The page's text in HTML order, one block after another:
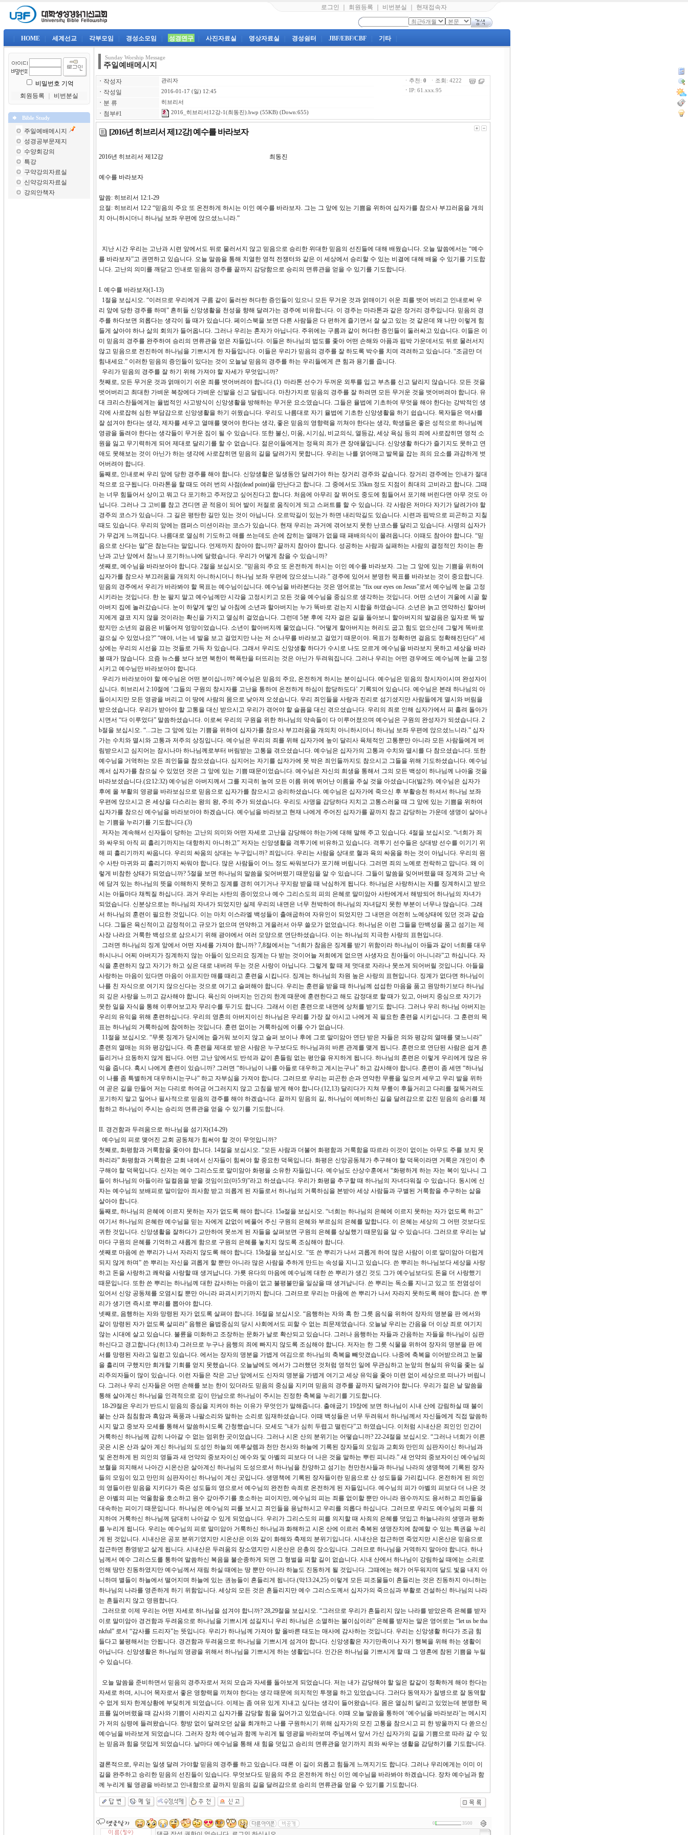
로그인 회원등록 비번분실 현재접속자
HOME 세계선교 각부모임 경성소모임 성경연구 사진자료실 영상자료실 경성쉼터 JBF/EBF/CBF 기타
비밀번호 기억
회원등록
비번분실
Bible Study
주일예배메시지
성경공부문제지
수양회강의
특강
구약강의자료실
신약강의자료실
강의안책자
Sunday Worship Message
주일예배메시지
ㆍ 작성자 관리자
ㆍ 작성일 2016-01-17 (일) 12:45
ㆍ 분 류 히브리서
ㆍ 첨부#1 2016_히브리서12강-1(최동진).hwp (55KB) (Down:655)
ㆍ추천: 0 ㆍ조회: 4222
ㆍ IP: 61.xxx.95
[2016년 히브리서 제12강] 예수를 바라보자
2016년 히브리서 제12강 최동진
예수를 바라보자
말씀: 히브리서 12:1-29
요절: 히브리서 12:2 “믿음의 주요 또 온전하게 하시는 이인 예수를 바라보자. 그는 그 앞에 있는 기쁨을 위하여 십자가를 참으사 부끄러움을 개의
치 아니하시더니 하나님 보좌 우편에 앉으셨느니라.”
지난 시간 우리는 고난과 시련 앞에서도 뒤로 물러서지 않고 믿음으로 승리한 위대한 믿음의 선진들에 대해 배웠습니다. 오늘 말씀에서는 “예수
를 바라보자”고 권면하고 있습니다. 오늘 말씀을 통해 치열한 영적 전쟁터와 같은 이 세상에서 승리할 수 있는 비결에 대해 배울 수 있기를 기도합
니다. 고난의 의미를 깨닫고 인내로 믿음의 경주를 끝까지 감당함으로 승리의 면류관을 얻을 수 있기를 기도합니다.
I. 예수를 바라보자(1-13)
1절을 보십시오. “이러므로 우리에게 구름 같이 둘러싼 허다한 증인들이 있으니 모든 무거운 것과 얽매이기 쉬운 죄를 벗어 버리고 인내로써 우
리 앞에 당한 경주를 하며” 흔히들 신앙생활을 천성을 향해 달려가는 경주에 비유합니다. 이 경주는 마라톤과 같은 장거리 경주입니다. 믿음의 경
주를 하다보면 외롭다는 생각이 들 때가 있습니다. 페이스북을 보면 다른 사람들은 다 편하게 즐기면서 잘 살고 있는 것 같은데 왜 나만 이렇게 힘
들게 살아야 하나 삶의 회의가 들어옵니다. 그러나 우리는 혼자가 아닙니다. 주위에는 구름과 같이 허다한 증인들이 둘러싸고 있습니다. 이들은 이
미 믿음의 경주를 완주하여 승리의 면류관을 얻은 자들입니다. 이들은 하나님의 법도를 좇아 어떤 손해와 아픔과 핍박 가운데서도 뒤로 물러서지
않고 믿음으로 전진하여 하나님을 기쁘시게 한 자들입니다. 이들은 우리가 믿음의 경주를 잘 하도록 박수를 치며 격려하고 있습니다. “조금만 더
힘내세요.” 이러한 믿음의 증인들이 있다는 것이 오늘날 믿음의 경주를 하는 우리들에게 큰 힘과 용기를 줍니다.
우리가 믿음의 경주를 잘 하기 위해 가져야 할 자세가 무엇입니까?
첫째로, 모든 무거운 것과 얽매이기 쉬운 죄를 벗어버려야 합니다.(1) 마라톤 선수가 두꺼운 외투를 입고 부츠를 신고 달리지 않습니다. 모든 것을
벗어버리고 최대한 가벼운 복장에다 가벼운 신발을 신고 달립니다. 마찬가지로 믿음의 경주를 잘 하려면 모든 무거운 것을 벗어버려야 합니다. 유
대 크리스찬들에게는 율법적인 사고방식이 신앙생활을 방해하는 무거운 요소였습니다. 그들은 율법에 기초하여 무엇을 해야 한다는 강박적인 생
각에 사로잡혀 심한 부담감으로 신앙생활을 하기 쉬웠습니다. 우리도 나름대로 자기 율법에 기초한 신앙생활을 하기 쉽습니다. 목자들은 역사를
잘 섬겨야 한다는 생각, 제자를 세우고 열매를 맺어야 한다는 생각, 좋은 믿음의 영향력을 끼쳐야 한다는 생각, 학생들은 좋은 성적으로 하나님께
영광을 돌려야 한다는 생각들이 무거운 짐이 될 수 있습니다. 또한 불신, 미움, 시기심, 비교의식, 열등감, 세상 욕심 등의 죄에 사로잡히면 영적 소
원을 잃고 무기력하게 되어 제대로 달리기를 할 수 없습니다. 젊은이들에게는 정욕의 죄가 큰 장애물입니다. 신앙생활 하다가 즐기지도 못하고 연
애도 못해보는 것이 아닌가 하는 생각에 사로잡히면 믿음의 길을 달려가지 못합니다. 우리는 나를 얽어매고 발목을 잡는 죄의 요소를 과감하게 벗
어버려야 합니다.
둘째로, 인내로써 우리 앞에 당한 경주를 해야 합니다. 신앙생활은 일생동안 달려가야 하는 장거리 경주와 같습니다. 장거리 경주에는 인내가 절대
적으로 요구됩니다. 마라톤을 할 때도 여러 번의 사점(dead point)을 만난다고 합니다. 그 중에서도 35km 정도 지점이 최대의 고비라고 합니다. 그때
는 너무 힘들어서 상이고 뭐고 다 포기하고 주저앉고 싶어진다고 합니다. 처음에 아무리 잘 뛰어도 중도에 힘들어서 포기해 버린다면 아무 것도 아
닙니다. 그러나 그 고비를 참고 견디면 곧 적응이 되어 발이 저절로 움직이게 되고 스퍼트를 할 수 있습니다. 각 사람은 저마다 자기가 달려가야 할
경주의 코스가 있습니다. 그 길은 평탄한 길만 있는 것이 아닙니다. 오르막길이 있는가 하면 내리막길도 있습니다. 시련과 핍박으로 피곤하고 지칠
때도 있습니다. 우리의 앞에는 캠퍼스 미션이라는 코스가 있습니다. 현재 우리는 과거에 겪어보지 못한 난코스를 달리고 있습니다. 사명의 십자가
가 무겁게 느껴집니다. 나름대로 열심히 기도하고 애를 쓰는데도 손에 잡히는 열매가 없을 때 패배의식이 몰려옵니다. 이때도 참아야 합니다. “믿
음으로 산다는 말”은 참는다는 말입니다. 언제까지 참아야 합니까? 끝까지 참아야 합니다. 성공하는 사람과 실패하는 사람의 결정적인 차이는 환
난과 고난 앞에서 참느냐 포기하느냐에 달렸습니다. 우리가 어떻게 참을 수 있습니까?
셋째로, 예수님을 바라보아야 합니다. 2절을 보십시오. “믿음의 주요 또 온전하게 하시는 이인 예수를 바라보자. 그는 그 앞에 있는 기쁨을 위하여
십자가를 참으사 부끄러움을 개의치 아니하시더니 하나님 보좌 우편에 앉으셨느니라.” 경주에 있어서 분명한 목표를 바라보는 것이 중요합니다.
믿음의 경주에서 우리가 바라봐야 할 목표는 예수님이십니다. 예수님을 바라본다는 것은 영어로는 “fix our eyes on Jesus”로서 예수님께 눈을 고정
시키라는 것입니다. 한 눈 팔지 말고 예수님께만 시각을 고정시키고 모든 것을 예수님을 중심으로 생각하는 것입니다. 어떤 소년이 겨울에 시골 할
아버지 집에 놀러갔습니다. 눈이 하얗게 쌓인 날 아침에 소년과 할아버지는 누가 똑바로 걷는지 시합을 하였습니다. 소년은 늙고 연약하신 할아버
지에게 결코 지지 않을 것이라는 확신을 가지고 열심히 걸었습니다. 그런데 5분 후에 각자 걸은 길을 돌아보니 할아버지의 발걸음은 일자로 똑 발
랐지만 소년의 걸음은 비뚤어져 엉망이었습니다. 소년이 할아버지께 물었습니다. “어떻게 할아버지는 허리도 굽고 힘도 없으신데 그렇게 똑바로
걸으실 수 있었나요?” “얘야, 너는 네 발을 보고 걸었지만 나는 저 소나무를 바라보고 걸었기 때문이야. 목표가 정확하면 걸음도 정확해진단다” 세
상에는 우리의 시선을 끄는 것들로 가득 차 있습니다. 그래서 우리도 신앙생활 하다가 수시로 나도 모르게 예수님을 바라보지 못하고 세상을 바라
볼 때가 많습니다. 요즘 뉴스를 보다 보면 북한이 핵폭탄을 터뜨리는 것은 아닌가 두려워집니다. 그러나 우리는 어떤 경우에도 예수님께 눈을 고정
시키고 예수님만 바라보아야 합니다.
우리가 바라보아야 할 예수님은 어떤 분이십니까? 예수님은 믿음의 주요, 온전하게 하시는 분이십니다. 예수님은 믿음의 창시자이시며 완성자이
십니다. 히브리서 2:10절에 ‘그들의 구원의 창시자를 고난을 통하여 온전하게 하심이 합당하도다’ 기록되어 있습니다. 예수님은 본래 하나님의 아
들이시지만 모든 영광을 버리고 이 땅에 사람의 몸으로 낮아져 오셨습니다. 우리 죄인들을 사랑과 진리로 섬기셨지만 사람들에게 멸시와 버림을
받으셨습니다. 우리가 받아야 할 고통을 대신 받으시고 우리가 겪어야 할 슬픔을 대신 겪으셨습니다. 우리의 죄로 인해 십자가에서 피 흘려 돌아가
시면서 “다 이루었다” 말씀하셨습니다. 이로써 우리의 구원을 위한 하나님의 약속들이 다 이루어졌으며 예수님은 구원의 완성자가 되셨습니다. 2
b절을 보십시오. “...그는 그 앞에 있는 기쁨을 위하여 십자가를 참으사 부끄러움을 개의치 아니하시더니 하나님 보좌 우편에 앉으셨느니라.” 십자
가는 수치와 멸시와 고통과 저주의 상징입니다. 예수님은 우리의 죄를 위해 십자가에 높이 달리사 육체적인 고통뿐만 아니라 모든 사람들에게 버
림받으시고 심지어는 잠시나마 하나님께로부터 버림받는 고통을 겪으셨습니다. 예수님은 십자가의 고통과 수치와 멸시를 다 참으셨습니다. 또한
예수님을 거역하는 모든 죄인들을 참으셨습니다. 심지어는 자기를 십자가에 못 박은 죄인들까지도 참으시고 그들을 위해 기도하셨습니다. 예수님
께서 십자가를 참으실 수 있었던 것은 그 앞에 있는 기쁨 때문이었습니다. 예수님은 자신의 희생을 통해서 그의 모든 백성이 하나님께 나아올 것을
바라보셨습니다.(요12:32) 예수님은 아버지께서 그를 지극히 높여 모든 이름 위에 뛰어난 이름을 주실 것을 아셨습니다(빌2:9). 예수님은 십자가
후에 올 부활의 영광을 바라보심으로 믿음으로 십자가를 참으시고 승리하셨습니다. 예수님은 십자가에 죽으신 후 부활승천 하셔서 하나님 보좌
우편에 앉으시고 온 세상을 다스리는 왕의 왕, 주의 주가 되셨습니다. 우리도 사명을 감당하다 지치고 고통스러울 때 그 앞에 있는 기쁨을 위하여
십자가를 참으신 예수님을 바라보아야 하겠습니다. 예수님을 바라보고 현재 나에게 주어진 십자가를 끝까지 참고 감당하는 가운데 생명이 살아나
는 기쁨을 누리기를 기도합니다.(3)
저자는 계속해서 신자들이 당하는 고난의 의미와 어떤 자세로 고난을 감당해야 하는가에 대해 말해 주고 있습니다. 4절을 보십시오. “너희가 죄
와 싸우되 아직 피 흘리기까지는 대항하지 아니하고” 저자는 신앙생활을 격투기에 비유하고 있습니다. 격투기 선수들은 상대방 선수를 이기기 위
해 피 흘리기까지 싸웁니다. 우리의 싸움의 상대는 누구입니까? 죄입니다. 우리는 사람을 상대로 혈과 육의 싸움을 하는 것이 아닙니다. 우리의 원
수 사탄 마귀와 피 흘리기까지 싸워야 합니다. 많은 사람들이 어느 정도 싸워보다가 포기해 버립니다. 그러면 죄의 노예로 전락하고 맙니다. 왜 이
렇게 비참한 상태가 되었습니까? 5절을 보면 하나님의 말씀을 잊어버렸기 때문임을 알 수 있습니다. 그들이 말씀을 잊어버렸을 때 징계와 고난 속
에 담겨 있는 하나님의 뜻을 이해하지 못하고 징계를 경히 여기거나 꾸지람 받을 때 낙심하게 됩니다. 하나님은 사랑하시는 자를 징계하시고 받으
시는 아들마다 채찍질 하십니다. 과거 우리는 사탄의 종이었으나 예수 그리스도의 피의 은혜로 말미암아 사탄에게서 해방되어 하나님의 자녀가
되었습니다. 신분상으로는 하나님의 자녀가 되었지만 실제 우리의 내면은 너무 천박하여 하나님의 자녀답지 못한 부분이 너무나 많습니다. 그래
서 하나님의 훈련이 필요한 것입니다. 이는 마치 이스라엘 백성들이 출애굽하여 자유인이 되었지만 그 내면은 여전히 노예상태에 있던 것과 같습
니다. 그들은 육신적이고 감정적이고 규모가 없으며 연약하고 게을러서 아무 쓸모가 없었습니다. 하나님은 이런 그들을 만백성을 품고 섬기는 제
사장 나라요 거룩한 백성으로 삼으시기 위해 광야에서 여러 모양으로 연단하셨습니다. 이는 하나님의 지극한 사랑의 표현입니다.
그러면 하나님의 징계 앞에서 어떤 자세를 가져야 합니까? 7,8절에서는 “너희가 참음은 징계를 받기 위함이라 하나님이 아들과 같이 너희를 대우
하시나니 어찌 아버지가 징계하지 않는 아들이 있으리요 징계는 다 받는 것이어늘 저희에게 없으면 사생자요 친아들이 아니니라”고 하십니다. 자
식을 훈련하지 않고 자기가 하고 싶은 대로 내버려 두는 것은 사랑이 아닙니다. 그렇게 할 때 제 멋대로 자라나 못쓰게 되어버릴 것입니다. 아들을
사랑하는 마음이 있다면 마음이 아프지만 매를 때리고 훈련을 시킵니다. 징계는 하나님의 차원 높은 사랑의 표현입니다. 징계가 없다면 하나님이
나를 친 자식으로 여기지 않으신다는 것으로 여기고 슬퍼해야 합니다. 우리는 훈련을 받을 때 하나님께 섭섭한 마음을 품고 원망하기보다 하나님
의 깊은 사랑을 느끼고 감사해야 합니다. 육신의 아버지는 인간의 한계 때문에 훈련한다고 해도 감정대로 할 때가 있고, 아버지 중심으로 자기가
못한 일을 자식을 통해 이루어보고자 무리수를 두기도 합니다. 그래서 이런 훈련으로 내면에 상처를 받기도 합니다. 그러나 우리 하나님 아버지는
우리의 유익을 위해 훈련하십니다. 우리의 영혼의 아버지이신 하나님은 우리를 가장 잘 아시고 나에게 꼭 필요한 훈련을 시키십니다. 그 훈련의 목
표는 하나님의 거룩하심에 참여하는 것입니다. 훈련 없이는 거룩하심에 이를 수가 없습니다.
11절을 보십시오. “무릇 징계가 당시에는 즐거워 보이지 않고 슬퍼 보이나 후에 그로 말미암아 연단 받은 자들은 의와 평강의 열매를 맺느니라”
훈련의 열매는 의와 평강입니다. 즉 훈련을 제대로 받은 사람은 누구보다도 하나님과의 바른 관계를 맺게 됩니다. 훈련으로 연단된 사람은 쉽게 흔
들리거나 요동하지 않게 됩니다. 어떤 고난 앞에서도 반석과 같이 흔들림 없는 평안을 유지하게 됩니다. 하나님의 훈련은 이렇게 우리에게 많은 유
익을 줍니다. 혹시 나에게 훈련이 있습니까? 그러면 “하나님이 나를 아들로 대우하고 계시는구나” 하고 감사해야 합니다. 훈련이 좀 세면 “하나님
이 나를 좀 특별하게 대우하시는구나” 하고 자부심을 가져야 합니다. 그러므로 우리는 피곤한 손과 연약한 무릎을 일으켜 세우고 우리 발을 위하
여 곧은 길을 만들어 저는 다리로 하여금 어그러지지 않고 고침을 받게 해야 합니다.(12,13) 달리다가 지쳐 무릎이 후들거리고 다리를 절뚝거려도
포기하지 말고 일어나 필사적으로 믿음의 경주를 해야 하겠습니다. 끝까지 믿음의 길, 하나님이 예비하신 길을 달려감으로 값진 믿음의 승리를 체
험하고 하나님이 주시는 승리의 면류관을 얻을 수 있기를 기도합니다.
II. 경건함과 두려움으로 하나님을 섬기자(14-29)
예수님의 피로 맺어진 교회 공동체가 힘써야 할 것이 무엇입니까?
첫째로, 화평함과 거룩함을 좇아야 합니다. 14절을 보십시오. “모든 사람과 더불어 화평함과 거룩함을 따르라 이것이 없이는 아무도 주를 보지 못
하리라” 화평함과 거룩함은 교회 내에서 신자들이 힘써야 할 중요한 덕목입니다. 화평은 신앙공동체가 추구해야 할 덕목이라면 거룩은 개인이 추
구해야 할 덕목입니다. 신자는 예수 그리스도로 말미암아 화평을 소유한 자들입니다. 예수님도 산상수훈에서 “화평하게 하는 자는 복이 있나니 그
들이 하나님의 아들이라 일컬음을 받을 것임이요(마5:9)”라고 하셨습니다. 우리가 화평을 추구할 때 하나님의 자녀다워질 수 있습니다. 동시에 신
자는 예수님의 보배피로 말미암아 죄사함 받고 의롭게 된 자들로서 하나님의 거룩하심을 본받아 세상 사람들과 구별된 거룩함을 추구하는 삶을
살아야 합니다.
둘째로, 하나님의 은혜에 이르지 못하는 자가 없도록 해야 합니다. 15a절을 보십시오. “너희는 하나님의 은혜에 이르지 못하는 자가 없도록 하고”
여기서 하나님의 은혜란 예수님을 믿는 자에게 값없이 베풀어 주신 구원의 은혜와 부르심의 은혜를 말합니다. 이 은혜는 세상의 그 어떤 것보다도
귀한 것입니다. 신앙생활을 잘하다가 교만하여 못쓰게 된 자들을 살펴보면 구원의 은혜를 상실했기 때문임을 알 수 있습니다. 그러므로 우리는 날
마다 구원의 은혜를 기억하고 새롭게 함으로 구원의 은혜를 놓치지 않도록 조심해야 합니다.
셋째로 마음에 쓴 뿌리가 나서 자라지 않도록 해야 합니다. 15b절을 보십시오. “또 쓴 뿌리가 나서 괴롭게 하여 많은 사람이 이로 말미암아 더럽게
되지 않게 하며” 쓴 뿌리는 자신을 괴롭게 할 뿐만 아니라 많은 사람을 추하게 만드는 속성을 지니고 있습니다. 쓴 뿌리는 하나님보다 세상을 사랑
하고 돈을 사랑하고 쾌락을 사랑할 때 생겨납니다. 가룟 유다의 마음에 예수님께 대한 쓴 뿌리가 생긴 것도 그가 예수님보다도 돈을 더 사랑했기
때문입니다. 또한 쓴 뿌리는 하나님께 대한 감사하는 마음이 없고 불평불만을 일삼을 때 생겨납니다. 쓴 뿌리는 독소를 지니고 있고 또 전염성이
있어서 신앙 공동체를 오염시킬 뿐만 아니라 파괴시키기까지 합니다. 그러므로 우리는 마음에 쓴 뿌리가 나서 자라지 못하도록 해야 합니다. 쓴 뿌
리가 생기면 즉시로 뿌리를 뽑아야 합니다.
넷째로, 음행하는 자와 망령된 자가 없도록 살펴야 합니다. 16절을 보십시오. “음행하는 자와 혹 한 그릇 음식을 위하여 장자의 명분을 판 에서와
같이 망령된 자가 없도록 살피라” 음행은 율법중심의 당시 사회에서도 피할 수 없는 죄문제였습니다. 오늘날 우리는 간음을 더 이상 죄로 여기지
않는 시대에 살고 있습니다. 불륜을 미화하고 조장하는 문화가 날로 확산되고 있습니다. 그러나 음행하는 자들과 간음하는 자들을 하나님이 심판
하신다고 경고합니다.(히13:4) 그러므로 누구나 음행의 죄에 빠지지 않도록 조심해야 합니다. 저자는 한 그릇 식물을 위하여 장자의 명분을 판 에
서를 망령된 자라고 일컫고 있습니다. 에서는 장자의 명분을 가볍게 여김으로 하나님의 축복을 빼앗겼습니다. 나중에 축복을 이어받으려고 눈물
을 흘리며 구했지만 회개할 기회를 얻지 못했습니다. 오늘날에도 에서가 그러했던 것처럼 영적인 일에 무관심하고 눈앞의 현실의 유익을 좇는 실
리주의자들이 많이 있습니다. 이런 자들은 작은 고난 앞에서도 신자의 명분을 가볍게 여기고 세상 유익을 좇아 미련 없이 세상으로 떠나가 버립니
다. 그러나 우리 신자들은 어떤 손해를 보는 한이 있더라도 믿음의 중심을 지키며 믿음의 경주를 끝까지 달려가야 합니다. 우리가 젊은 날 말씀을
통해 살아계신 하나님을 인격적으로 깊이 만남으로 하나님이 주시는 진정한 축복을 누리기를 기도합니다.
18-29절은 우리가 반드시 믿음의 중심을 지켜야 하는 이유가 무엇인가 말해줍니다. 출애굽기 19장에 보면 하나님이 시내 산에 강림하실 때 불이
붙는 산과 침침함과 흑암과 폭풍과 나팔소리와 말하는 소리로 임재하셨습니다. 이때 백성들은 너무 두려워서 하나님께서 자신들에게 직접 말씀하
시지 말고 중보자 모세를 통해서 말씀하시도록 간청했습니다. 모세도 “내가 심히 두렵고 떨린다”고 하였습니다. 이처럼 시내산은 죄인인 인간이
거룩하신 하나님께 감히 나아갈 수 없는 엄위한 곳이었습니다. 그러나 시온 산의 분위기는 어떻습니까? 22-24절을 보십시오. “그러나 너희가 이른
곳은 시온 산과 살아 계신 하나님의 도성인 하늘의 예루살렘과 천만 천사와 하늘에 기록된 장자들의 모임과 교회와 만민의 심판자이신 하나님과
및 온전하게 된 의인의 영들과 새 언약의 중보자이신 예수와 및 아벨의 피보다 더 나은 것을 말하는 뿌린 피니라.” 새 언약의 중보자이신 예수님의
보혈을 의지해서 나아간 시온산은 살아계신 하나님의 도성으로서 하나님을 찬양하고 섬기는 천만천사들과 하나님 나라의 생명책에 기록된 장자
들의 모임이 있고 만민의 심판자이신 하나님이 계신 곳입니다. 생명책에 기록된 장자들이란 믿음으로 산 성도들을 가리킵니다. 온전하게 된 의인
의 영들이란 믿음을 지키다가 죽은 성도들의 영으로서 예수님의 완전한 속죄로 온전하게 된 자들입니다. 예수님의 피가 아벨의 피보다 더 나은 것
은 아벨의 피는 억울함을 호소하고 원수 갚아주기를 호소하는 피이지만, 예수님의 피는 죄를 없이할 뿐만 아니라 원수까지도 용서하고 죄인들을
대속하는 피이기 때문입니다. 하나님은 예수님의 피를 보시고 죄인들을 용납하시고 우리를 의롭다 하십니다. 그러므로 우리도 예수님의 피를 의
지하여 거룩하신 하나님께 담대히 나아갈 수 있게 되었습니다. 우리가 그리스도의 피를 의지할 때 사죄의 은혜를 덧입고 하늘나라의 생명과 평화
를 누리게 됩니다. 우리는 예수님의 피로 말미암아 거룩하신 하나님과 화해하고 시온 산에 이르러 축복된 생명잔치에 참예할 수 있는 특권을 누리
게 된 것입니다. 시내산은 공포 분위기였지만 시온산은 이와 같이 화해와 축제의 분위기입니다. 시내산은 접근하면 죽었지만 시온산은 믿음으로
접근하면 환영받고 살게 됩니다. 시내산은 두려움의 장소였지만 시온산은 은총의 장소입니다. 그러므로 하나님을 거역하지 말아야 합니다. 하나
님께서 예수 그리스도를 통하여 말씀하신 복음을 불순종하게 되면 그 형벌을 피할 길이 없습니다. 시내 산에서 하나님이 강림하실 때에는 소리로
인해 땅만 진동하였지만 예수님께서 재림 하실 때에는 땅 뿐만 아니라 하늘도 진동하게 될 것입니다. 그때에는 해가 어두워지며 달도 빛을 내지 아
니하며 별들이 하늘에서 떨어지며 하늘에 있는 권능들이 흔들리게 됩니다.(막13:24,25) 이렇게 모든 피조물들이 흔들리는 것은 진동하지 아니하는
하나님의 나라를 영존하게 하기 위함입니다. 세상의 모든 것은 흔들리지만 예수 그리스도께서 십자가의 죽으심과 부활로 건설하신 하나님의 나라
는 흔들리지 않고 영원합니다.
그러므로 이제 우리는 어떤 자세로 하나님을 섬겨야 합니까? 28,29절을 보십시오. “그러므로 우리가 흔들리지 않는 나라를 받았은즉 은혜를 받자
이로 말미암아 경건함과 두려움으로 하나님을 기쁘시게 섬길지니 우리 하나님은 소멸하는 불이심이라” 은혜를 받자는 말은 영어로는 “let us be tha
nkful” 로서 “감사를 드리자”는 뜻입니다. 우리가 하나님께 가져야 할 올바른 태도는 매사에 감사하는 것입니다. 우리는 신앙생활 하다가 조금 힘
들다고 불평해서는 안됩니다. 경건함과 두려움으로 하나님을 기쁘시게 섬겨야 합니다. 신앙생활은 자기만족이나 자기 행복을 위해 하는 생활이
아닙니다. 신앙생활은 하나님의 영광을 위해서 하나님을 기쁘시게 하는 생활입니다. 인간은 하나님을 기쁘시게 할 때 그 영혼에 참된 기쁨을 누릴
수 있습니다.
오늘 말씀을 준비하면서 믿음의 경주자로서 저의 모습과 자세를 돌아보게 되었습니다. 저는 내가 감당해야 할 일은 칼같이 정확하게 해야 한다는
자세로 하며, 시니어 목자로서 좋은 영향력을 끼쳐야 한다는 생각 때문에 의지적인 투쟁을 하고 있었습니다. 그러다 동역자가 질병으로 잘 동역할
수 없게 되자 한계상황에 부딪히게 되었습니다. 이제는 좀 여유 있게 지내고 싶다는 생각이 들어왔습니다. 몸은 열심히 달리고 있었는데 분명한 목
표를 잃어버렸을 때 감사와 기쁨이 사라지고 십자가를 감당할 힘을 잃어가고 있었습니다. 이때 오늘 말씀을 통하여 ‘예수님을 바라보라’는 메시지
가 저의 심령에 들려왔습니다. 향방 없이 달려오던 삶을 회개하고 나를 구원하시기 위해 십자가의 모진 고통을 참으시고 피 한 방울까지 다 쏟으신
예수님을 바라보게 되었습니다. 그러자 장차 예수님과 함께 누리게 될 영광을 바라보며 주님께서 앞서 가신 십자가의 길을 기쁨으로 따라 갈 수 있
는 믿음과 힘을 덧입게 되었습니다. 날마다 예수님을 통해 새 힘을 덧입고 승리의 면류관을 얻기까지 죄와 싸우는 생활을 감당하기를 기도합니다.
결론적으로, 우리는 일생 달려 가야할 믿음의 경주를 하고 있습니다. 때론 이 길이 외롭고 힘들게 느껴지기도 합니다. 그러나 우리에게는 이미 이
길을 완주하고 승리한 믿음의 선진들이 있습니다. 무엇보다도 믿음의 주요 온전하게 하신 이인 예수님을 바라봐야 하겠습니다. 장차 예수님과 함
께 누리게 될 영광을 바라보고 인내함으로 끝까지 믿음의 길을 달려감으로 승리의 면류관을 얻을 수 있기를 기도합니다.
0 3500